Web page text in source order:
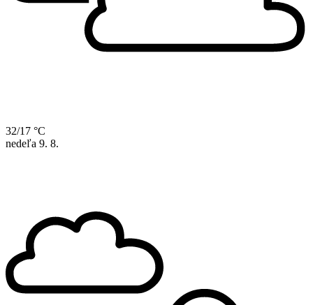
32/17 °C
nedeľa 9. 8.